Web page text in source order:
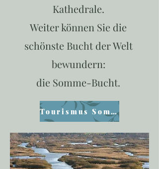
Kathedrale.
Weiter können Sie die
schönste Bucht der Welt
bewundern:
die Somme-Bucht.
Tourismus Somme